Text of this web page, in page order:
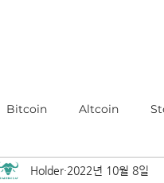
Bitcoin Altcoin
Holder 2022년 10월 8일